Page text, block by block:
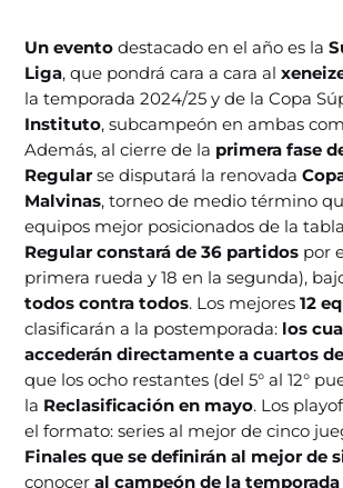
Un evento destacado en el año es la
Liga, que pondrá cara a cara al
la temporada 2024/25 y de la Copa
Instituto, subcampeón en ambas
Además, al cierre de la primera fase
Regular se disputará la renovada
Malvinas, torneo de medio término
equipos mejor posicionados de la
Regular constará de 36 partidos por
primera rueda y 18 en la segunda),
todos contra todos. Los mejores12
clasificarán a la postemporada: los
accederán directamente a cuartos
que los ocho restantes (del 5° al 12°
la Reclasificación en mayo. Los
el formato: series al mejor de cinco
Finales que se definirán al mejor de
conoceral campeón de la temporada